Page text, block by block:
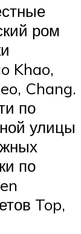
ром
Khao,
Chang.
по
улицы
по
Top,